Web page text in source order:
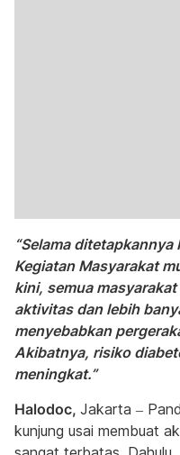
“Selama
Kegiatan Masyarakat
kini, semua
aktivitas dan lebih
menyebabkan
Akibatnya, risiko
meningkat.”
Halodoc, Jakarta –
kunjung usai membuat